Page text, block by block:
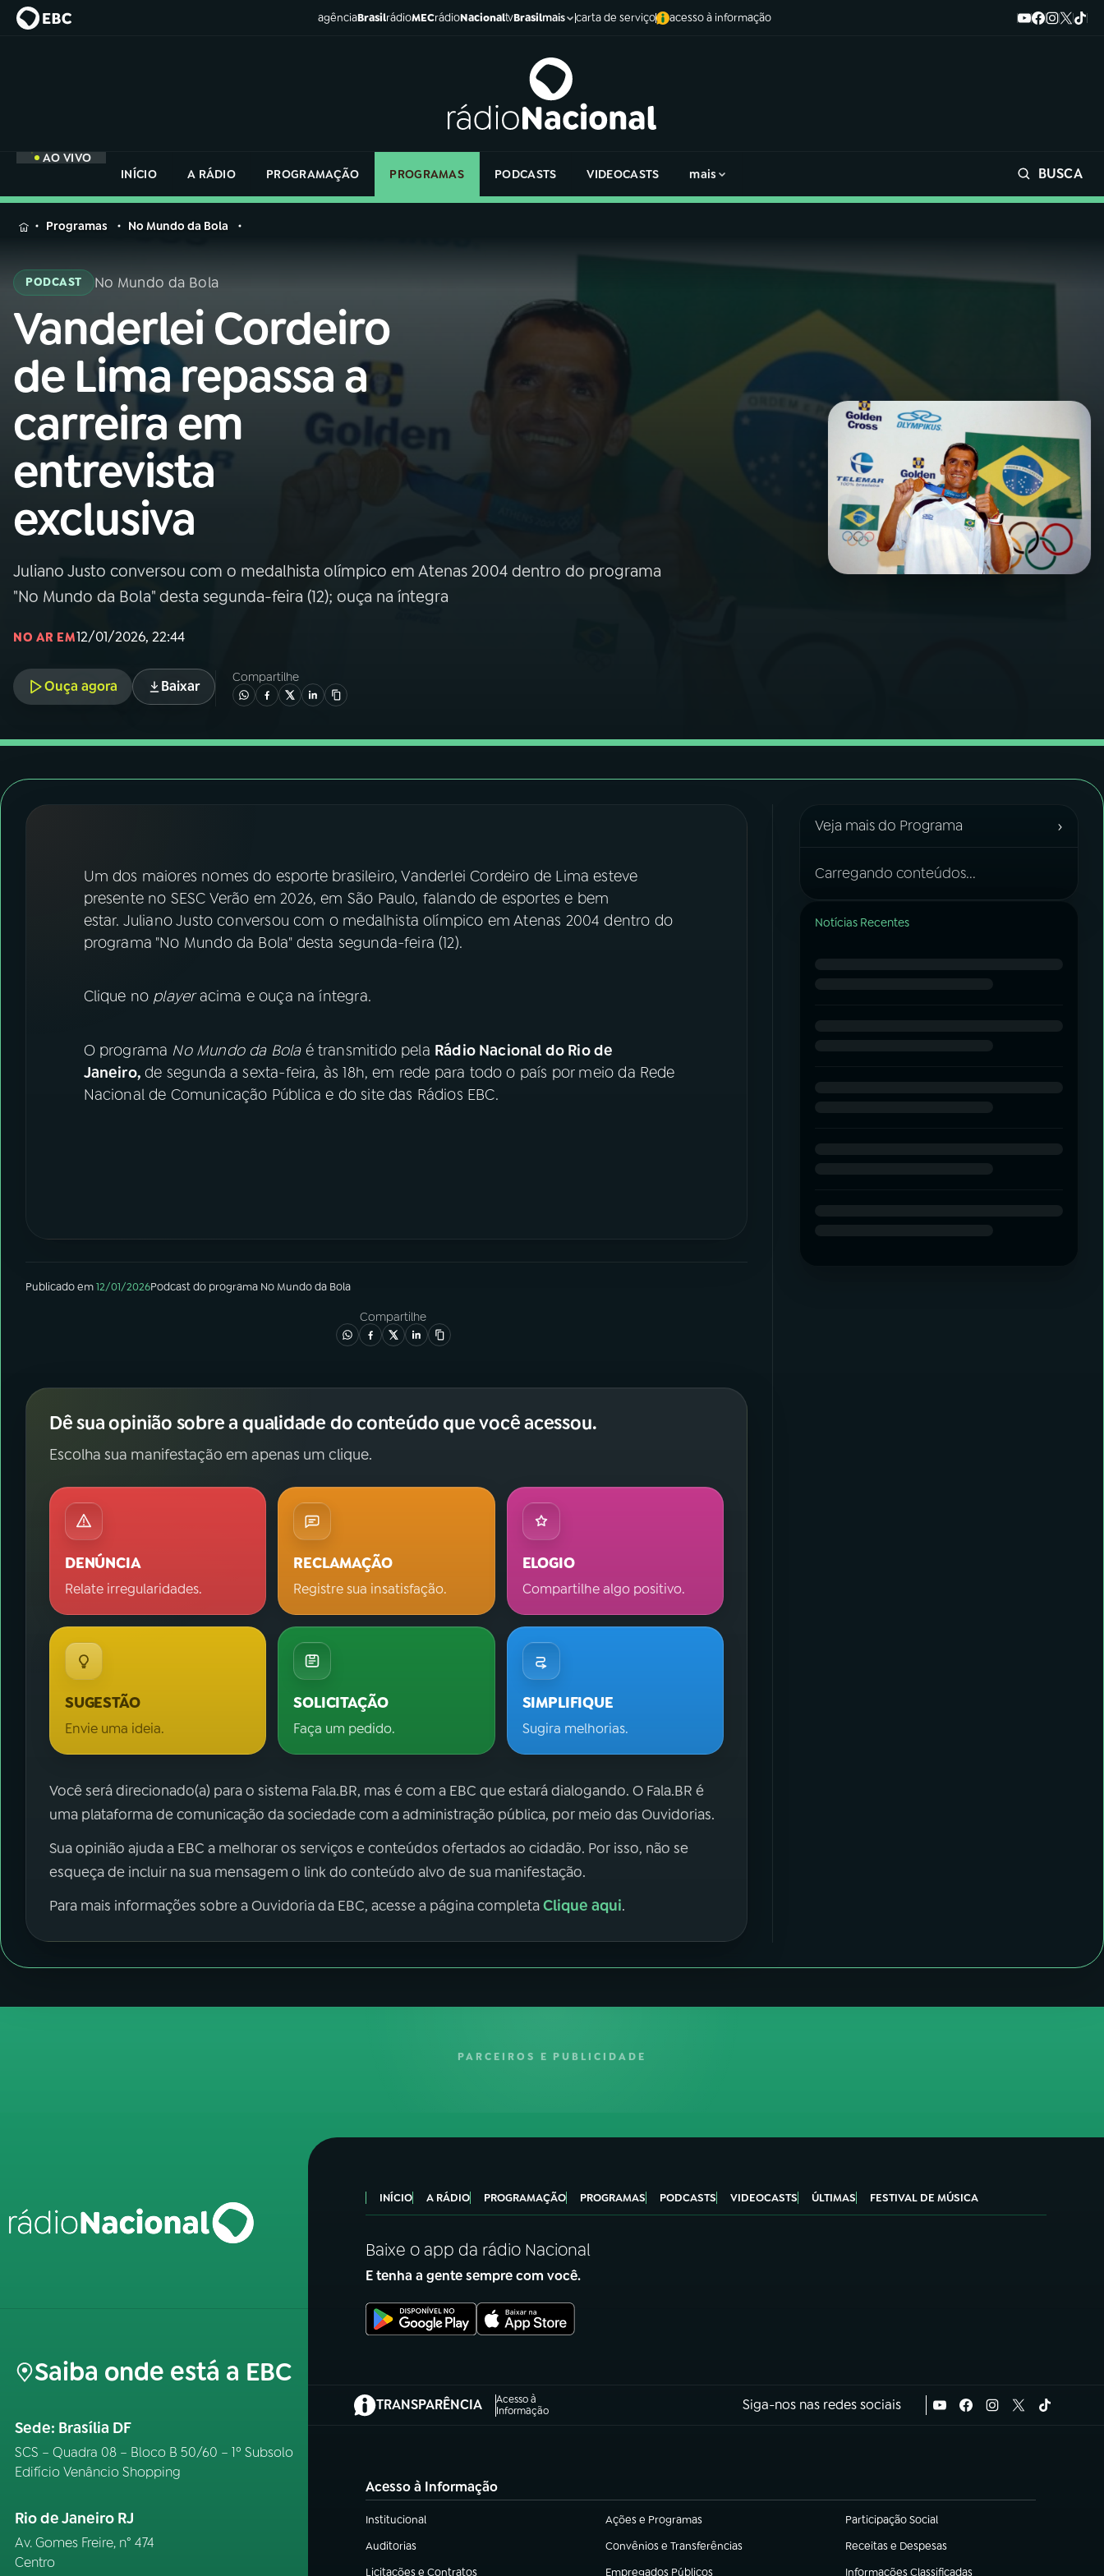
agênciaBrasilrádioMECrádioNacionaltvBrasilmais carta de serviço acesso à informação
AO VIVO
INÍCIO
A RÁDIO PROGRAMAÇÃO PROGRAMAS PODCASTS VIDEOCASTS mais BUSCA
MENU
Buscar
na
Rádio
Nacional
AO VIVO
01INÍCIO
02A RÁDIO
03 PROGRAMAÇÃO
04 PROGRAMAS
05 PODCASTS
06VIDEOCASTS
07ÚLTIMAS
YouTube Facebook
Instagram X
na
Rádio
Programas No Mundo da Bola
PODCAST No Mundo da Bola
Vanderlei Cordeiro
de Lima repassa a
carreira em
entrevista
exclusiva
Juliano Justo conversou com o medalhista olímpico em Atenas 2004 dentro do programa
"No Mundo da Bola" desta segunda-feira (12); ouça na íntegra
NO AR EM12/01/2026, 22:44
Ouça agora Baixar
Compartilhe
Um dos maiores nomes do esporte brasileiro, Vanderlei Cordeiro de Lima esteve
presente no SESC Verão em 2026, em São Paulo, falando de esportes e bem
estar. Juliano Justo conversou com o medalhista olímpico em Atenas 2004 dentro do
programa "No Mundo da Bola" desta segunda-feira (12).
Clique no playeracima e ouça na íntegra.
O programa No Mundo da Bolaé transmitido pela Rádio Nacional do Rio de
Janeiro,de segunda a sexta-feira, às 18h, em rede para todo o país por meio da Rede
Nacional de Comunicação Pública e do site das Rádios EBC.
Publicado em12/01/2026Podcastdo programa No Mundo da Bola
Compartilhe
Dê sua opinião sobre a qualidade do conteúdo que você acessou.
Escolha sua manifestação em apenas um clique.
DENÚNCIA
Relate irregularidades.
RECLAMAÇÃO
Registre sua insatisfação.
ELOGIO
Compartilhe algo positivo.
SUGESTÃO
Envie uma ideia.
SOLICITAÇÃO
Faça um pedido.
SIMPLIFIQUE
Sugira melhorias.
Você será direcionado(a) para o sistema Fala.BR, mas é com a EBC que estará dialogando. O Fala.BR é
uma plataforma de comunicação da sociedade com a administração pública, por meio das Ouvidorias.
Sua opinião ajuda a EBC a melhorar os serviços e conteúdos ofertados ao cidadão. Por isso, não se
esqueça de incluir na sua mensagem o link do conteúdo alvo de sua manifestação.
Para mais informações sobre a Ouvidoria da EBC, acesse a página completaClique aqui.
Veja mais do Programa ›
Carregando conteúdos...
Notícias Recentes
PARCEIROS E PUBLICIDADE
Saiba onde está a EBC
Sede: Brasília DF
SCS – Quadra 08 – Bloco B 50/60 – 1º Subsolo
Edifício Venâncio Shopping
Rio de Janeiro RJ
Av. Gomes Freire, n° 474
Centro
INÍCIO A RÁDIO PROGRAMAÇÃO PROGRAMAS PODCASTS VIDEOCASTS ÚLTIMAS FESTIVAL DE MÚSICA
Baixe o app da rádio Nacional
E tenha a gente sempre com você.
TRANSPARÊNCIA
Acesso à
Informação
(abre em nova aba) Siga-nos nas redes sociais
Acesso à Informação
Institucional
(abre em nova aba) Ações e Programas
(abre em nova aba) Participação Social
(abre em nova aba)
Auditorias
(abre em nova aba) Convênios e Transferências
(abre em nova aba) Receitas e Despesas
(abre em nova aba)
Licitações e Contratos
Empregados Públicos Informações Classificadas